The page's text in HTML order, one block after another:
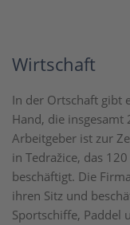
Wirtschaft
In der Ortschaft gibt
Hand, die
Arbeitgeber ist zur
in Tedražice, das
beschäftigt. Die
ihren Sitz und
Sportschiffe, Paddel